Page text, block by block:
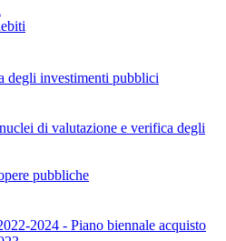
degli investimenti pubblici
di valutazione e verifica degli
pubbliche
2024 - Piano biennale acquisto